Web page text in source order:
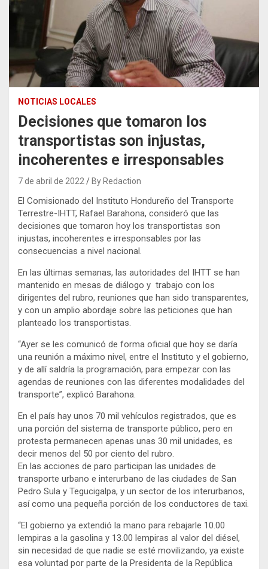
NOTICIAS LOCALES
Decisiones que tomaron los
transportistas son injustas,
incoherentes e irresponsables
7 de abril de 2022 By Redaction
El Comisionado del Instituto Hondureño del Transporte
Terrestre-IHTT, Rafael Barahona, consideró que las
decisiones que tomaron hoy los transportistas son
injustas, incoherentes e irresponsables por las
consecuencias a nivel nacional.
En las últimas semanas, las autoridades del IHTT se han
mantenido en mesas de diálogo y trabajo con los
dirigentes del rubro, reuniones que han sido transparentes,
y con un amplio abordaje sobre las peticiones que han
planteado los transportistas.
“Ayer se les comunicó de forma oficial que hoy se daría
una reunión a máximo nivel, entre el Instituto y el gobierno,
y de allí saldría la programación, para empezar con las
agendas de reuniones con las diferentes modalidades del
transporte”, explicó Barahona.
En el país hay unos 70 mil vehículos registrados, que es
una porción del sistema de transporte público, pero en
protesta permanecen apenas unas 30 mil unidades, es
decir menos del 50 por ciento del rubro.
En las acciones de paro participan las unidades de
transporte urbano e interurbano de las ciudades de San
Pedro Sula y Tegucigalpa, y un sector de los interurbanos,
así como una pequeña porción de los conductores de taxi.
“El gobierno ya extendió la mano para rebajarle 10.00
lempiras a la gasolina y 13.00 lempiras al valor del diésel,
sin necesidad de que nadie se esté movilizando, ya existe
esa voluntad por parte de la Presidenta de la República